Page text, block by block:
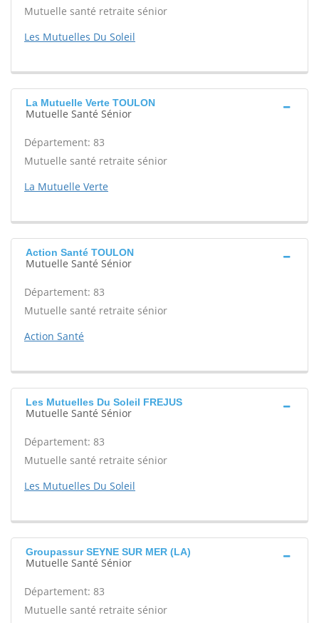
Mutuelle santé retraite sénior
Les Mutuelles Du Soleil
La Mutuelle Verte TOULON
Mutuelle Santé Sénior
Département: 83
Mutuelle santé retraite sénior
La Mutuelle Verte
Action Santé TOULON
Mutuelle Santé Sénior
Département: 83
Mutuelle santé retraite sénior
Action Santé
Les Mutuelles Du Soleil FREJUS
Mutuelle Santé Sénior
Département: 83
Mutuelle santé retraite sénior
Les Mutuelles Du Soleil
Groupassur SEYNE SUR MER (LA)
Mutuelle Santé Sénior
Département: 83
Mutuelle santé retraite sénior